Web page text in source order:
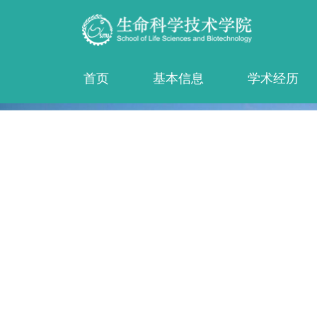
首页 基本信息 学术经历